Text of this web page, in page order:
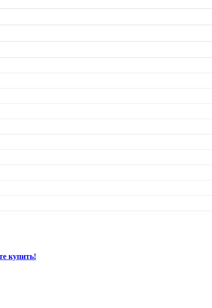
купить!